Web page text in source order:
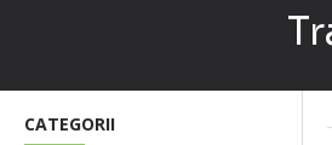
CATEGORII